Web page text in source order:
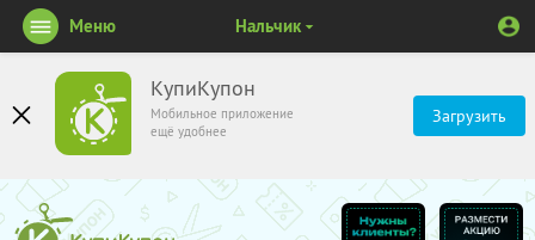
КупиКупон
Мобильное приложение
ещё удобнее
Загрузить
Меню Нальчик